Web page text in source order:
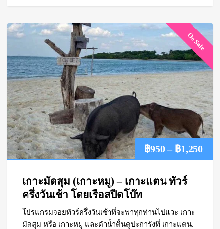
On Sale
฿950 – ฿1,250
เกาะมัดสุม (เกาะหมู) – เกาะแตน ทัวร์
ครึ่งวันเช้า โดยเรือสปีดโบ๊ท
โปรแกรมจอยทัวร์ครึ่งวันเช้าที่จะพาทุกท่านไปแวะ เกาะ
มัดสุม หรือ เกาะหมู และดำน้ำตื้นดูปะการังที่ เกาะแตน.